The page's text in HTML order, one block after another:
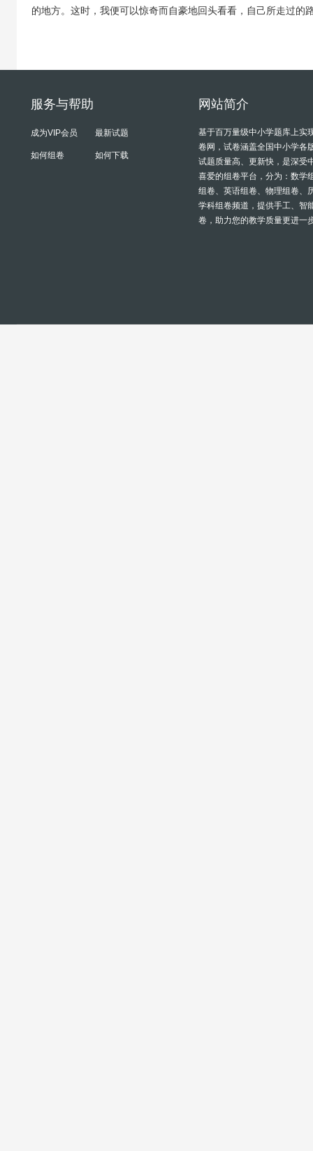
的地方。这时，我便可以惊奇而自豪地回头看看，自己所走过的
服务与帮助
成为VIP会员 最新试题
如何组卷 如何下载
网站简介
基于百万量级中小学题库上实
卷网，试卷涵盖全国中小学各
试题质量高、更新快，是深受
喜爱的组卷平台，分为：数学
组卷、英语组卷、物理组卷、
学科组卷频道，提供手工、智
卷，助力您的教学质量更进一